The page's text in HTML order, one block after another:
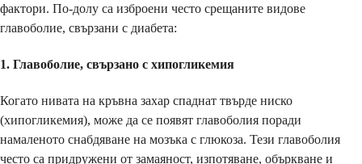
фактори. По-долу са изброени често срещаните видове
главоболие, свързани с диабета:
1. Главоболие, свързано с хипогликемия
Когато нивата на кръвна захар спаднат твърде ниско
(хипогликемия), може да се появят главоболия поради
намаленото снабдяване на мозъка с глюкоза. Тези главоболия
често са придружени от замаяност, изпотяване, объркване и